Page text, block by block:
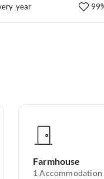
year
Farmhouse
1 Accommodation